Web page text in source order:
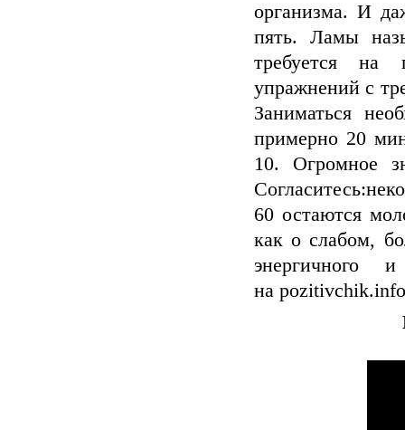
организма. И
пять. Ламы
требуется на
упражнений с
Заниматься
примерно 20
10. Огромное
60 остаются
как о слабом,
энергичного
на